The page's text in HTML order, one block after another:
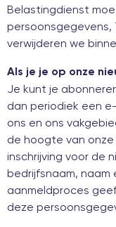
Belastingdienst
persoonsgegevens,
verwijderen we
Als je je op onze
Je kunt je
dan periodiek een
ons en ons
de hoogte van
inschrijving voor de
bedrijfsnaam, naam
aanmeldproces
deze